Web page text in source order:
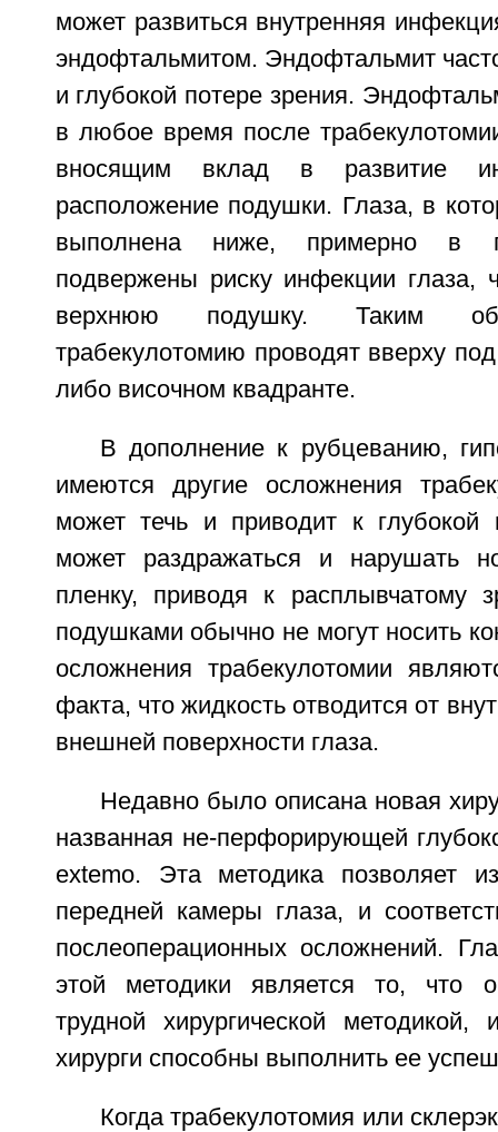
может развиться внутренняя
эндофтальмитом. Эндофтальмит
и глубокой потере зрения.
в любое время после
вносящим вклад в развитие
расположение подушки. Глаза, в
выполнена ниже, примерно в
подвержены риску инфекции глаза,
верхнюю подушку. Таким
трабекулотомию проводят вверху
либо височном квадранте.
В дополнение к рубцеванию,
имеются другие осложнения
может течь и приводит к глубокой
может раздражаться и нарушать
пленку, приводя к расплывчатому
подушками обычно не могут носить
осложнения трабекулотомии
факта, что жидкость отводится от
внешней поверхности глаза.
Недавно было описана новая
названная не-перфорирующей
extemo. Эта методика позволяет
передней камеры глаза, и
послеоперационных осложнений.
этой методики является то, что
трудной хирургической методикой,
хирурги способны выполнить ее
Когда трабекулотомия или